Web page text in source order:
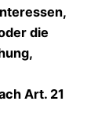
die
Art. 21